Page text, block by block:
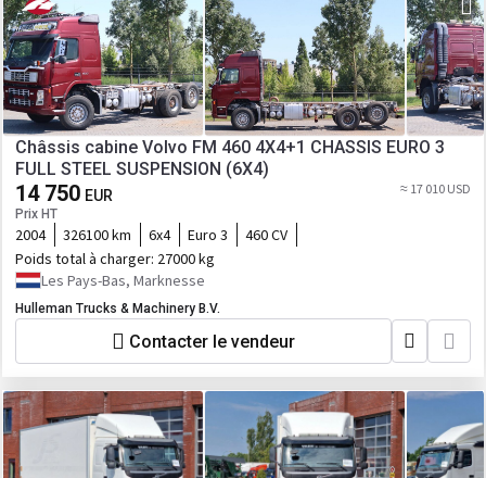
Châssis cabine Volvo FM 460 4X4+1 CHASSIS EURO 3
FULL STEEL SUSPENSION (6X4)
14 750 EUR
Prix HT
≈ 17 010 USD
2004 326100 km 6x4 Euro 3
460 CV
Poids total à charger: 27000 kg
Les Pays-Bas, Marknesse
Hulleman Trucks & Machinery B.V.
Contacter le vendeur